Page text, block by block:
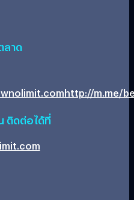
ลาด
http://m.me/
ติดต่อได้ที่